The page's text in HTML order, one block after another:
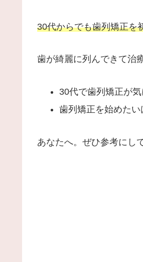
30代からでも歯列矯正を
歯が綺麗に列んできて治
30代で歯列矯正が
歯列矯正を始めた
あなたへ。ぜひ参考にし